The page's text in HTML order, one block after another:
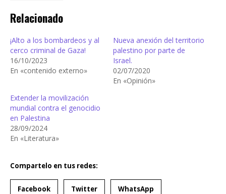
Relacionado
¡Alto a los bombardeos y al
cerco criminal de Gaza!
16/10/2023
En «contenido externo»
Nueva anexión del territorio
palestino por parte de
Israel.
02/07/2020
En «Opinión»
Extender la movilización
mundial contra el genocidio
en Palestina
28/09/2024
En «Literatura»
Compartelo en tus redes:
Facebook Twitter WhatsApp